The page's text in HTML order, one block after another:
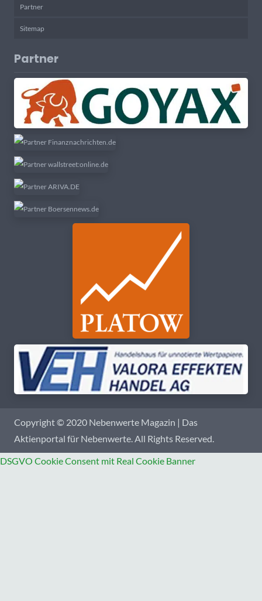
Partner
Sitemap
Partner
Copyright © 2020 Nebenwerte Magazin | Das
Aktienportal für Nebenwerte. All Rights Reserved.
DSGVO Cookie Consent mit Real Cookie Banner